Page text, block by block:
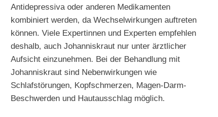
Antidepressiva oder anderen Medikamenten
kombiniert werden, da Wechselwirkungen auftreten
können. Viele Expertinnen und Experten empfehlen
deshalb, auch Johanniskraut nur unter ärztlicher
Aufsicht einzunehmen. Bei der Behandlung mit
Johanniskraut sind Nebenwirkungen wie
Schlafstörungen, Kopfschmerzen, Magen-Darm-
Beschwerden und Hautausschlag möglich.